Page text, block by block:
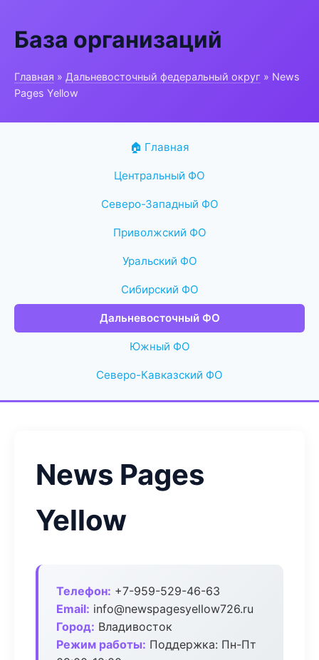
База организаций
Главная » Дальневосточный федеральный округ » News
Pages Yellow
🏠 Главная
Центральный ФО
Северо-Западный ФО
Приволжский ФО
Уральский ФО
Сибирский ФО
Дальневосточный ФО
Южный ФО
Северо-Кавказский ФО
News Pages
Yellow
Телефон: +7-959-529-46-63
Email: info@newspagesyellow726.ru
Город: Владивосток
Режим работы: Поддержка: Пн-Пт